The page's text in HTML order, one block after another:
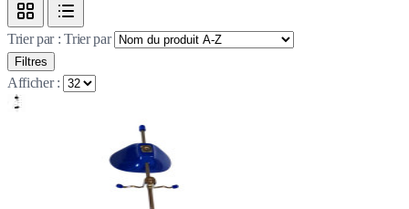
Trier par :Trier par
Filtres
Afficher :